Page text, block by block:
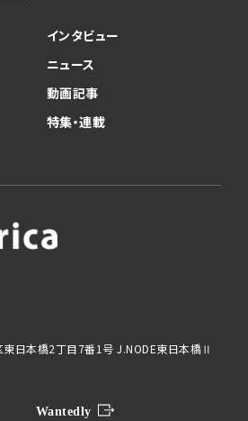
インタビュー
ニュース
動画記事
特集・連載
日本橋2丁目7番1号 J.NODE東日本橋Ⅱ
Wantedly